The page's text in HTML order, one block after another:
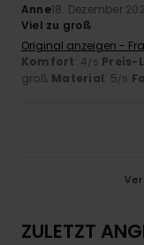
Anne18. Dezember
Viel zu groß
Original anzeigen -
Komfort: 4 /5 Preis-
groß Material: 5 /5
ZULETZT